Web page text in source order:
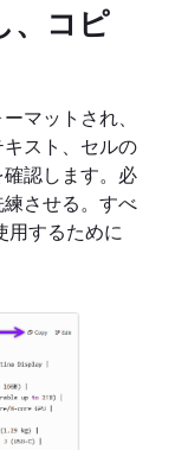
、コピ
マットされ、
スト、セルの
認します。必
させる。すべ
用するために